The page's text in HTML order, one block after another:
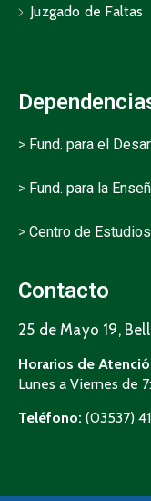
Juzgado de Faltas
> Fund. para el
> Fund. para la
> Centro de
Contacto
25 de Mayo 19,
Horarios de
Lunes a Viernes de
Teléfono: (03537)